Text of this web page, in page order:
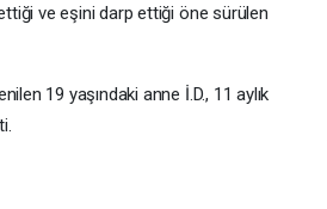
ve eşini darp ettiği öne sürülen
19 yaşındaki anne İ.D., 11 aylık